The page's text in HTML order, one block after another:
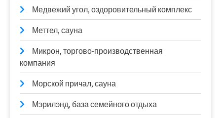
Медвежий угол, оздоровительный комплекс
Меттел, сауна
Микрон, торгово-производственная
компания
Морской причал, сауна
Мэрилэнд, база семейного отдыха